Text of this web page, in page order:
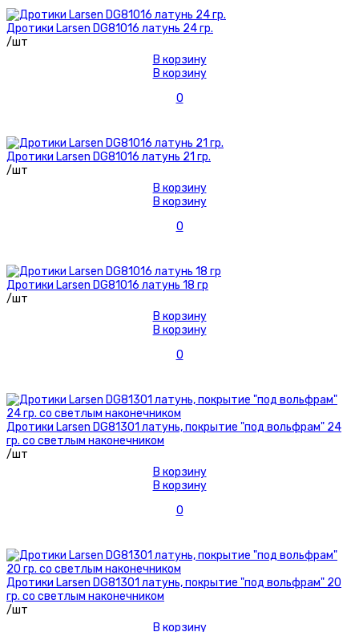
Дротики Larsen DG81016 латунь 24 гр.
/шт
В корзину
В корзину
0
Дротики Larsen DG81016 латунь 21 гр.
/шт
В корзину
В корзину
0
Дротики Larsen DG81016 латунь 18 гр
/шт
В корзину
В корзину
0
Дротики Larsen DG81301 латунь, покрытие "под вольфрам" 24
гр. со светлым наконечником
/шт
В корзину
В корзину
0
Дротики Larsen DG81301 латунь, покрытие "под вольфрам" 20
гр. со светлым наконечником
/шт
В корзину